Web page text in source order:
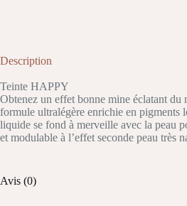
Description
Teinte HAPPY
Obtenez un effet bonne mine éclatant du
formule ultralégère enrichie en pigments
liquide se fond à merveille avec la peau
et modulable à l’effet seconde peau très
Avis (0)